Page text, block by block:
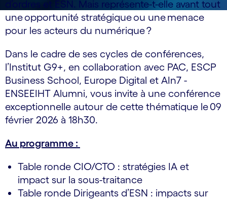
d’ordres et ESN. Mais représente-t-elle avant tout
une opportunité stratégique ou une menace
pour les acteurs du numérique ?
Dans le cadre de ses cycles de conférences,
l’Institut G9+, en collaboration avec PAC, ESCP
Business School, Europe Digital et AIn7 -
ENSEEIHT Alumni, vous invite à une conférence
exceptionnelle autour de cette thématique le 09
février 2026 à 18h30.
Au programme :
Table ronde CIO/CTO : stratégies IA et
impact sur la sous-traitance
Table ronde Dirigeants d’ESN : impacts sur